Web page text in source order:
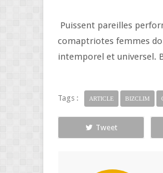
Puissent pareilles
comaptriotes femmes
intemporel et universel.
Tags : ARTICLE BIZCLIM
Tweet